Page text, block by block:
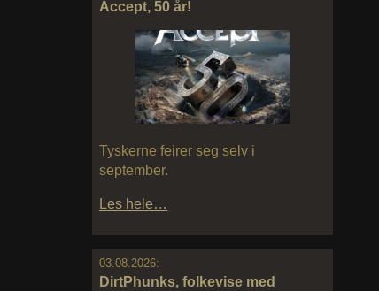
Accept, 50 år!
Tyskerne feirer seg selv i
september.
Les hele…
03.08.2026:
DirtPhunks, folkevise med